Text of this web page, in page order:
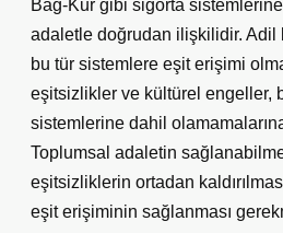
Bağ-Kur gibi sigorta
adaletle doğrudan ilişkilidir. Adil
bu tür sistemlere eşit erişimi
eşitsizlikler ve kültürel engeller,
sistemlerine dahil
Toplumsal adaletin
eşitsizliklerin ortadan
eşit erişiminin sağlanması